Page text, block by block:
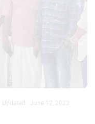
Updated : June 12, 2023